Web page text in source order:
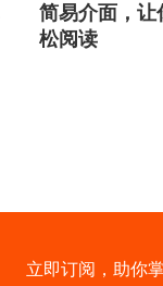
简易介面，让
松阅读
立即订阅，助你